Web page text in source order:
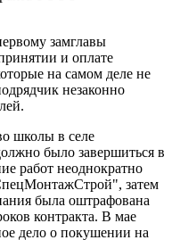
замглавы
и оплате
на самом деле не
незаконно
школы в селе
было завершиться в
работ неоднократно
затем
была оштрафована
контракта. В мае
дело о покушении на